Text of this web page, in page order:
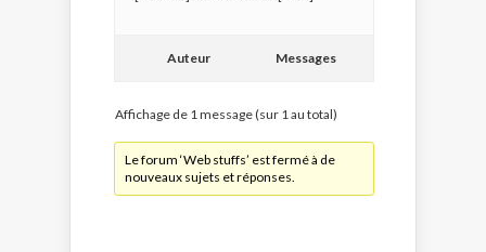
Auteur Messages
Affichage de 1 message (sur 1 au total)
Le forum ‘Web stuffs’ est fermé à de
nouveaux sujets et réponses.